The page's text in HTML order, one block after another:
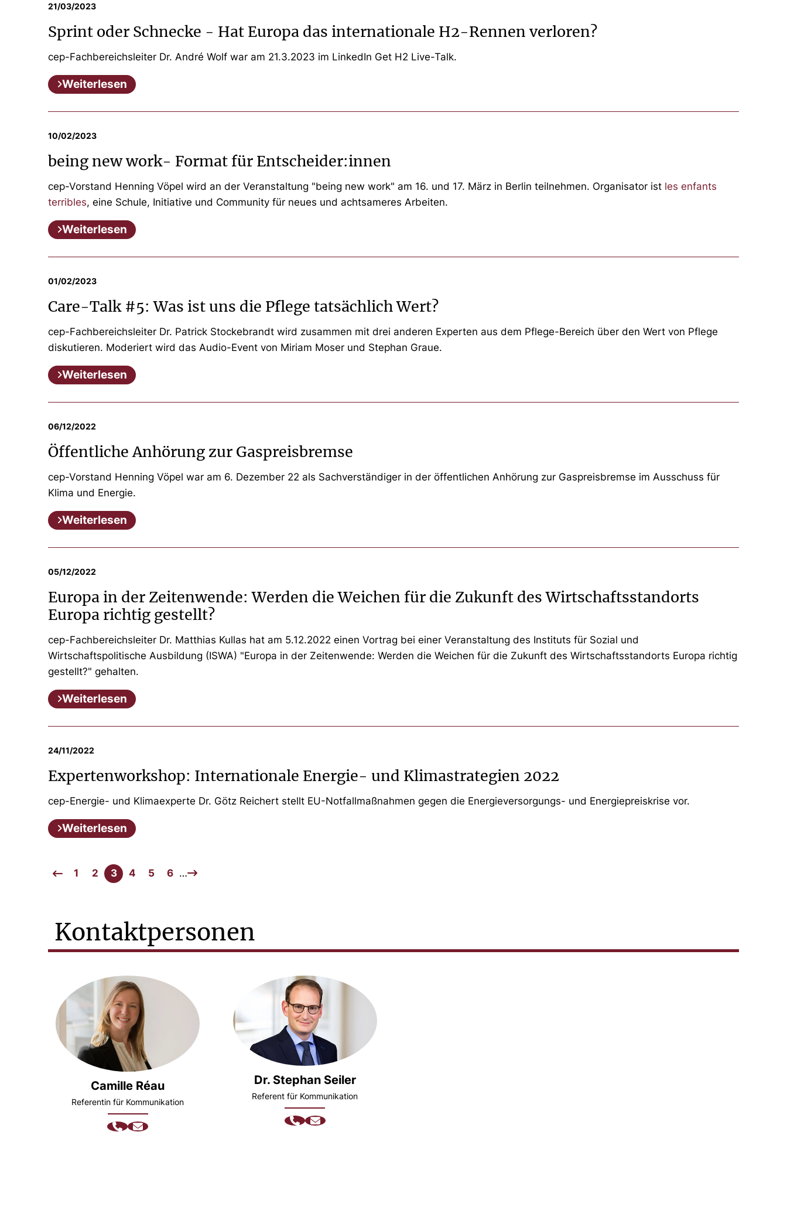
21/03/2023
Sprint oder Schnecke - Hat Europa das internationale H2-Rennen verloren?
cep-Fachbereichsleiter Dr. André Wolf war am 21.3.2023 im LinkedIn Get H2 Live-Talk.
Weiterlesen
10/02/2023
being new work- Format für Entscheider:innen
cep-Vorstand Henning Vöpel wird an der Veranstaltung "being new work" am 16. und 17. März in Berlin teilnehmen. Organisator ist les enfants
terribles, eine Schule, Initiative und Community für neues und achtsameres Arbeiten.
Weiterlesen
01/02/2023
Care-Talk #5: Was ist uns die Pflege tatsächlich Wert?
cep-Fachbereichsleiter Dr. Patrick Stockebrandt wird zusammen mit drei anderen Experten aus dem Pflege-Bereich über den Wert von Pflege
diskutieren. Moderiert wird das Audio-Event von Miriam Moser und Stephan Graue.
Weiterlesen
06/12/2022
Öffentliche Anhörung zur Gaspreisbremse
cep-Vorstand Henning Vöpel war am 6. Dezember 22 als Sachverständiger in der öffentlichen Anhörung zur Gaspreisbremse im Ausschuss für
Klima und Energie.
Weiterlesen
05/12/2022
Europa in der Zeitenwende: Werden die Weichen für die Zukunft des Wirtschaftsstandorts
Europa richtig gestellt?
cep-Fachbereichsleiter Dr. Matthias Kullas hat am 5.12.2022 einen Vortrag bei einer Veranstaltung des Instituts für Sozial und
Wirtschaftspolitische Ausbildung (ISWA) "Europa in der Zeitenwende: Werden die Weichen für die Zukunft des Wirtschaftsstandorts Europa richtig
gestellt?" gehalten.
Weiterlesen
24/11/2022
Expertenworkshop: Internationale Energie- und Klimastrategien 2022
cep-Energie- und Klimaexperte Dr. Götz Reichert stellt EU-Notfallmaßnahmen gegen die Energieversorgungs- und Energiepreiskrise vor.
Weiterlesen
1 2 3 4 5 6 …
Kontaktpersonen
Camille Réau
Referentin für Kommunikation
Dr. Stephan Seiler
Referent für Kommunikation